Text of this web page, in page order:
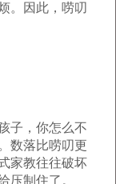
。因此，唠叨
子，你怎么不
数落比唠叨更
家教往往破坏
压制住了。